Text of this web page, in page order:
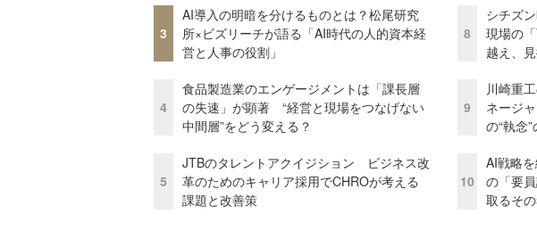
3
AI導入の明暗を分けるものとは？松尾研究
所×ビズリーチが語る「AI時代の人的資本経
営と人事の役割」
4
食品製造業のエンゲージメントは「課長層
の失速」が顕著 “経営と現場をつなげない
中間層”をどう変える？
5
JTBのタレントアクイジション ビジネス改
革のためのキャリア採用でCHROが考える
課題と改善策
8
シチズ
現場の
越え、
9
川崎重
ネージ
の“執念
10
AI戦略
の「要
取るそ